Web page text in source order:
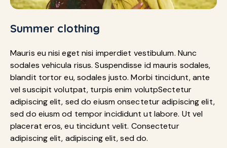
Summer clothing
Mauris eu nisi eget nisi imperdiet vestibulum. Nunc
sodales vehicula risus. Suspendisse id mauris sodales,
blandit tortor eu, sodales justo. Morbi tincidunt, ante
vel suscipit volutpat, turpis enim volutpSectetur
adipiscing elit, sed do eiusm onsectetur adipiscing elit,
sed do eiusm od tempor incididunt ut labore. Ut vel
placerat eros, eu tincidunt velit. Consectetur
adipiscing elit, adipiscing elit, sed do.